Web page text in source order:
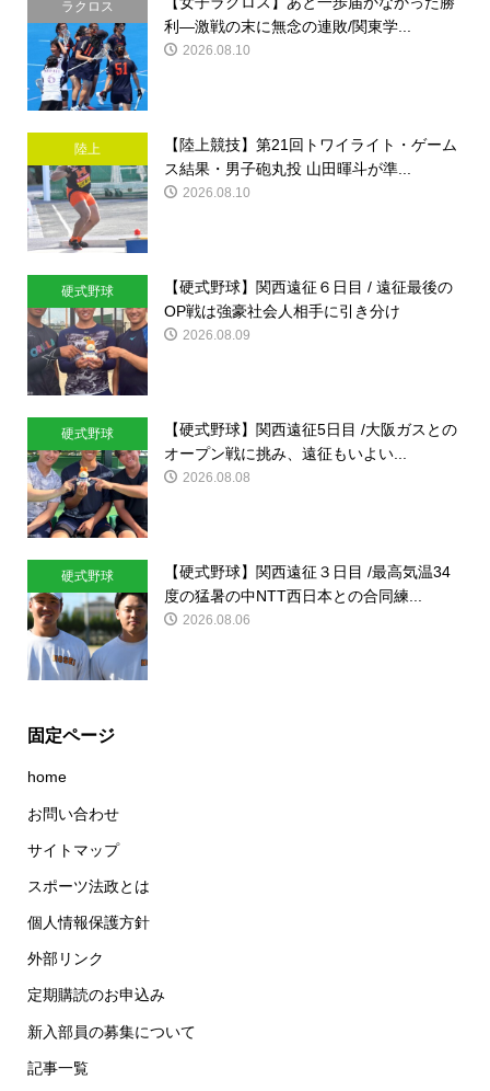
ラクロス
利―激戦の末に無念の連敗/関東学...
2026.08.10
陸上
【陸上競技】第21回トワイライト・ゲーム
ス結果・男子砲丸投 山田暉斗が準...
2026.08.10
硬式野球
【硬式野球】関西遠征６日目 / 遠征最後の
OP戦は強豪社会人相手に引き分け
2026.08.09
硬式野球
【硬式野球】関西遠征5日目 /大阪ガスとの
オープン戦に挑み、遠征もいよい...
2026.08.08
硬式野球
【硬式野球】関西遠征３日目 /最高気温34
度の猛暑の中NTT西日本との合同練...
2026.08.06
固定ページ
home
お問い合わせ
サイトマップ
スポーツ法政とは
個人情報保護方針
外部リンク
定期購読のお申込み
新入部員の募集について
記事一覧